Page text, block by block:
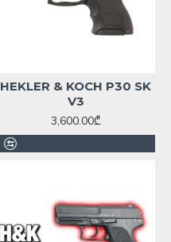
HEKLER & KOCH P30 SK
V3
3,600.00₾